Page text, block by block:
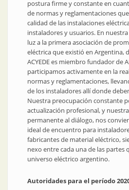
postura firme y constante en
de normas y reglamentaciones
calidad de las instalaciones
instaladores y usuarios. En
luz a la primera asociación de
eléctrica que existió en Argentina,
ACYEDE es miembro fundador de
participamos activamente en la
normas y reglamentaciones,
de los instaladores allí donde
Nuestra preocupación constante
actualización profesional, y
permanente al diálogo, nos
ideal de encuentro para
fabricantes de material eléctrico,
nexo entre cada una de las partes
universo eléctrico argentino.
Autoridades para el período